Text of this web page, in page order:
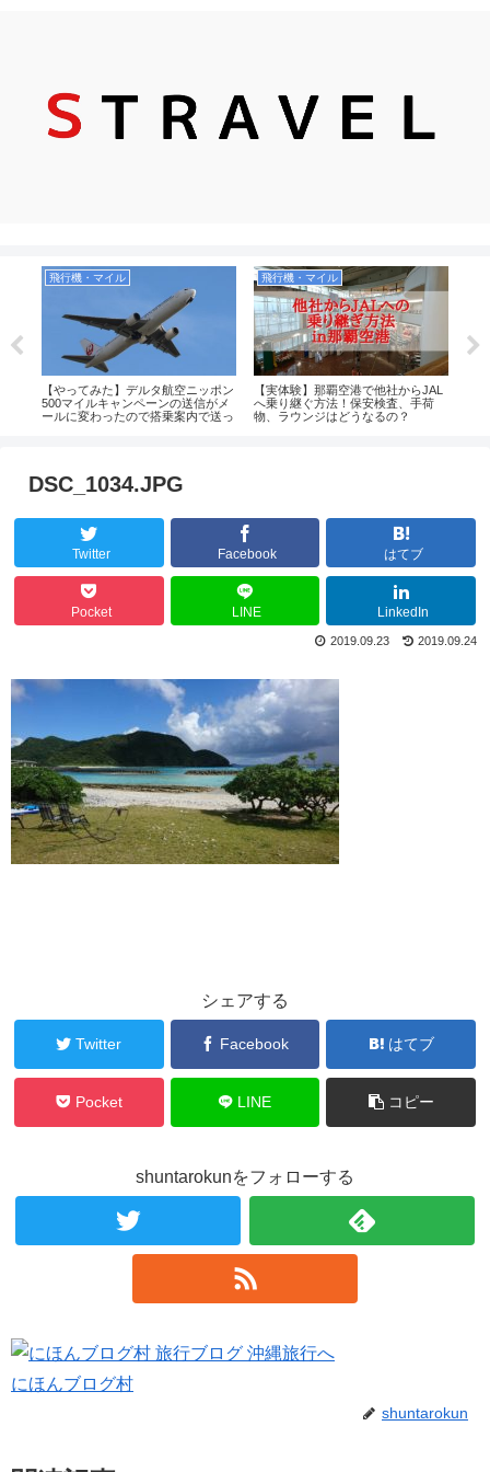
飛行機・マイル
【やってみた】デルタ航空ニッポン
500マイルキャンペーンの送信がメ
ールに変わったので搭乗案内で送っ
飛行機・マイル
【実体験】那覇空港で他社からJAL
へ乗り継ぐ方法！保安検査、手荷
物、ラウンジはどうなるの？
DSC_1034.JPG
Twitter Facebook はてブ
Pocket LINE LinkedIn
2019.09.24
2019.09.23
シェアする
Twitter Facebook はてブ
Pocket LINE コピー
shuntarokunをフォローする
にほんブログ村
shuntarokun